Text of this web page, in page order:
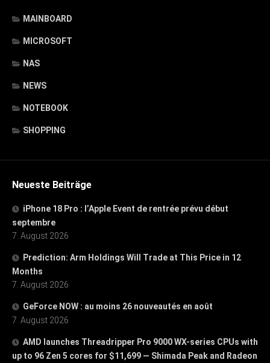
MAINBOARD
MICROSOFT
NAS
NEWS
NOTEBOOK
SHOPPING
Neueste Beiträge
iPhone 18 Pro : l’Apple Event de rentrée prévu début
septembre
7. August 2026
Prediction: Arm Holdings Will Trade at This Price in 12
Months
7. August 2026
GeForce NOW : au moins 26 nouveautés en août
7. August 2026
AMD launches Threadripper Pro 9000 WX-series CPUs with
up to 96 Zen 5 cores for $11,699 — Shimada Peak and Radeon